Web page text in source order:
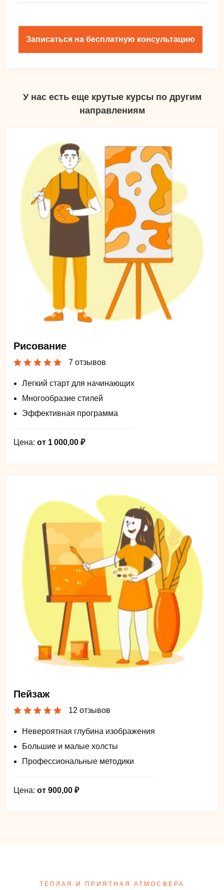
Записаться на бесплатную консультацию
У нас есть еще крутые курсы по другим
направлениям
Рисование
7 отзывов
Легкий старт для начинающих
Многообразие стилей
Эффективная программа
Цена: от 1 000,00 ₽
Пейзаж
12 отзывов
Невероятная глубина изображения
Большие и малые холсты
Профессиональные методики
Цена: от 900,00 ₽
ТЕПЛАЯ И ПРИЯТНАЯ АТМОСФЕРА